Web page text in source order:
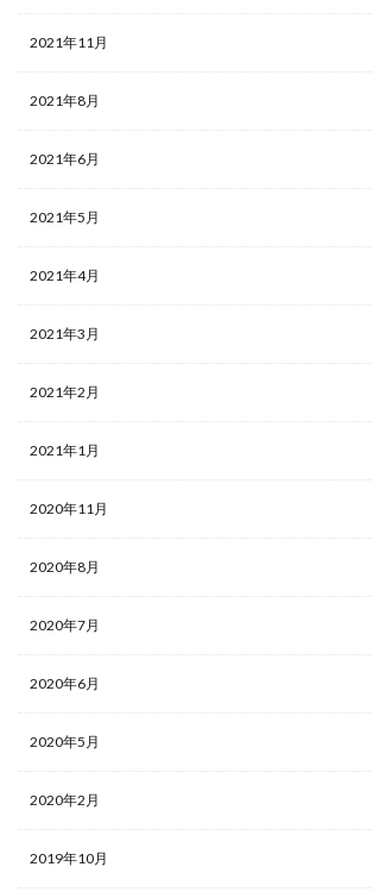
2021年11月
2021年8月
2021年6月
2021年5月
2021年4月
2021年3月
2021年2月
2021年1月
2020年11月
2020年8月
2020年7月
2020年6月
2020年5月
2020年2月
2019年10月